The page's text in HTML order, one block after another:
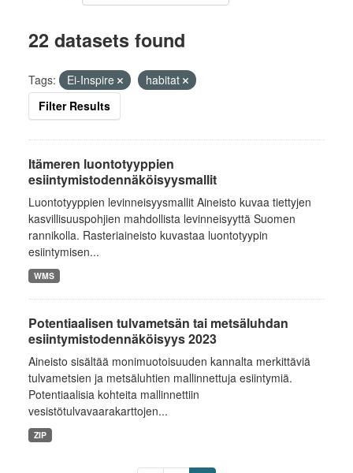
22 datasets found
Tags: Ei-Inspire
habitat
Filter Results
Itämeren luontotyyppien
esiintymistodennäköisyysmallit
Luontotyyppien levinneisyysmallit Aineisto kuvaa tiettyjen
kasvillisuuspohjien mahdollista levinneisyyttä Suomen
rannikolla. Rasteriaineisto kuvastaa luontotyypin
esiintymisen...
WMS
Potentiaalisen tulvametsän tai metsäluhdan
esiintymistodennäköisyys 2023
Aineisto sisältää monimuotoisuuden kannalta merkittäviä
tulvametsien ja metsäluhtien mallinnettuja esiintymiä.
Potentiaalisia kohteita mallinnettiin
vesistötulvavaarakarttojen...
ZIP